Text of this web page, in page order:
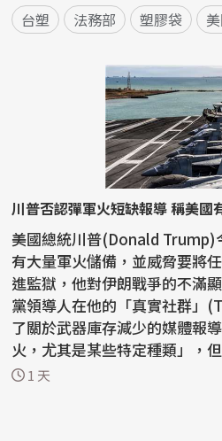
台塑 法務部 塑膠袋
川普否認彈軍火短缺報導 稱美國
美國總統川普(Donald Trump)
有大量軍火儲備，並威脅要將
進監獄，他對伊朗戰爭的不滿顯然已
黨領導人在他的「真實社群」
了關於武器庫存減少的媒體報
火，尤其是某些特定種類」，
節。...
1 天